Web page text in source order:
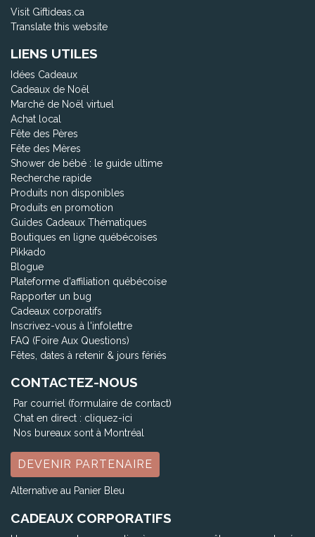
Visit Giftideas.ca
Translate this website
LIENS UTILES
Idées Cadeaux
Cadeaux de Noël
Marché de Noël virtuel
Achat local
Fête des Pères
Fête des Mères
Shower de bébé : le guide ultime
Recherche rapide
Produits non disponibles
Produits en promotion
Guides Cadeaux Thématiques
Boutiques en ligne québécoises
Pikkado
Blogue
Plateforme d'affiliation québécoise
Rapporter un bug
Cadeaux corporatifs
Inscrivez-vous à l'infolettre
FAQ (Foire Aux Questions)
Fêtes, dates à retenir & jours fériés
CONTACTEZ-NOUS
Par courriel (formulaire de contact)
Chat en direct : cliquez-ici
Nos bureaux sont à Montréal
DEVENIR PARTENAIRE
Alternative au Panier Bleu
CADEAUX CORPORATIFS